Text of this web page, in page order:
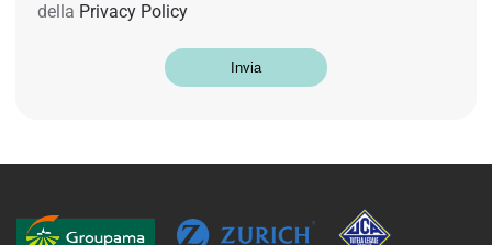
della Privacy Policy
Invia